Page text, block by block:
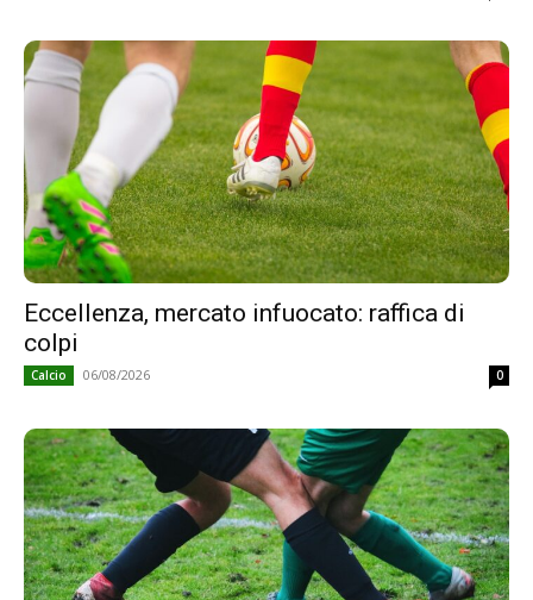
Eccellenza, mercato infuocato: raffica di
colpi
Calcio 06/08/2026 0